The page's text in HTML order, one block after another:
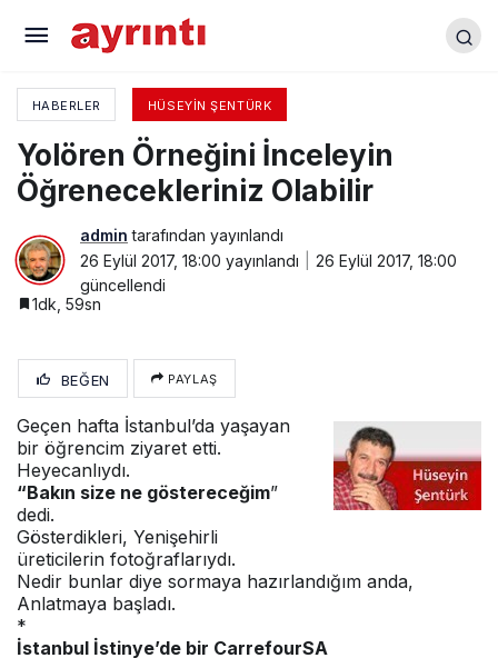
HABERLER HÜSEYIN ŞENTÜRK
Yolören Örneğini İnceleyin
Öğrenecekleriniz Olabilir
admin tarafından yayınlandı
26 Eylül 2017, 18:00 yayınlandı
26 Eylül 2017, 18:00
güncellendi
1dk, 59sn
BEĞEN PAYLAŞ
Geçen hafta İstanbul’da yaşayan
bir öğrencim ziyaret etti.
Heyecanlıydı.
“Bakın size ne göstereceğim”
dedi.
Gösterdikleri, Yenişehirli
üreticilerin fotoğraflarıydı.
Nedir bunlar diye sormaya hazırlandığım anda,
Anlatmaya başladı.
*
İstanbul İstinye’de bir CarrefourSA
Değiştirin bu kafayı